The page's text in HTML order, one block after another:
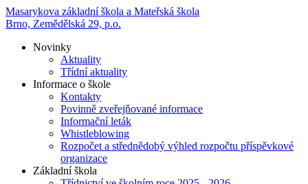
Masarykova základní škola a Mateřská škola
Brno, Zemědělská 29, p.o.
Novinky
Aktuality
Třídní aktuality
Informace o škole
Kontakty
Povinně zveřejňované informace
Informační leták
Whistleblowing
Rozpočet a střednědobý výhled rozpočtu příspěvkové
organizace
Základní škola